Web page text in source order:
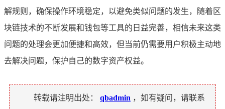
解规则，确保操作环境稳定，以避免类似问题的发生，随着区
块链技术的不断发展和钱包等工具的日益完善，相信未来这类
问题的处理会更加便捷和高效，但当前仍需要用户积极主动地
去解决问题，保护自己的数字资产权益。
转载请注明出处： qbadmin ，如有疑问，请联系